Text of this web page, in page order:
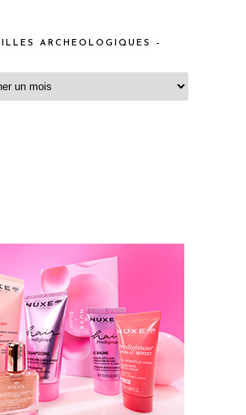
ARCHEOLOGIQUES –